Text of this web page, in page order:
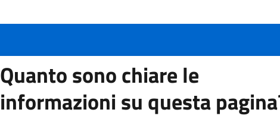
Quanto sono chiare le
informazioni su questa